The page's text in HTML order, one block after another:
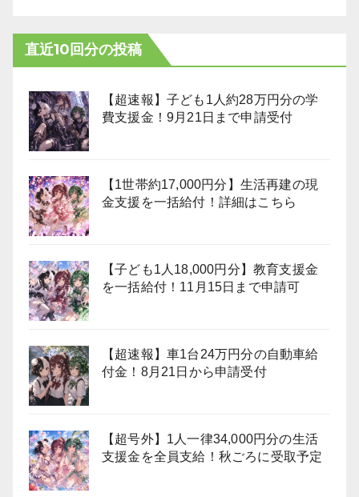
直近10回分の投稿
【超速報】子ども1人約28万円分の学
費支援金！9月21日まで申請受付
【1世帯約17,000円分】生活再建の現
金支援を一括給付！詳細はこちら
【子ども1人18,000円分】教育支援金
を一括給付！11月15日まで申請可
【超速報】車1台24万円分の自動車給
付金！8月21日から申請受付
【超号外】1人一律34,000円分の生活
支援金を全員支給！秋ごろに受取予定